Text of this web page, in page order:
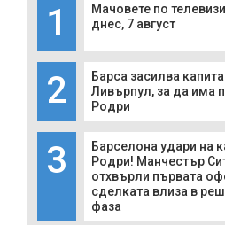
1
Мачовете по
днес, 7 август
2
Барса засилва
Ливърпул, за да има
Родри
3
Барселона удари на
Родри! Манчестър
отхвърли първата
сделката влиза в
фаза